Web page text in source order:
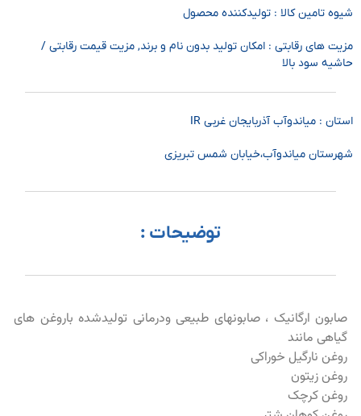
شیوه تامین کالا : تولیدکننده محصول
مزیت های رقابتی : امکان تولید بدون نام و برند, مزیت قیمت رقابتی /
حاشیه سود بالا
استان : میاندوآب آذربایجان غربی IR
شهرستان میاندوآب،خیابان شمس تبریزی
توضیحات :
صابون ارگانیک ، صابونهای طبیعی ودرمانی تولیدشده باروغن های
گیاهی مانند
روغن نارگیل خوراکی
روغن زیتون
روغن کرچک